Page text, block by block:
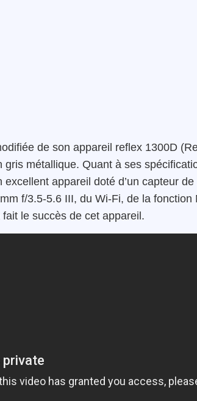
de son appareil reflex 1300D
métallique. Quant à ses
appareil doté d’un capteur
f/3.5-5.6 III, du Wi-Fi, de la
le succès de cet appareil.